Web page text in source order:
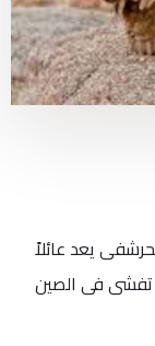
يعد عائلاً
تفشى فى الصين